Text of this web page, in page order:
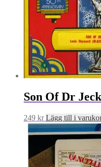
Son Of Dr
249 kr Lägg till i